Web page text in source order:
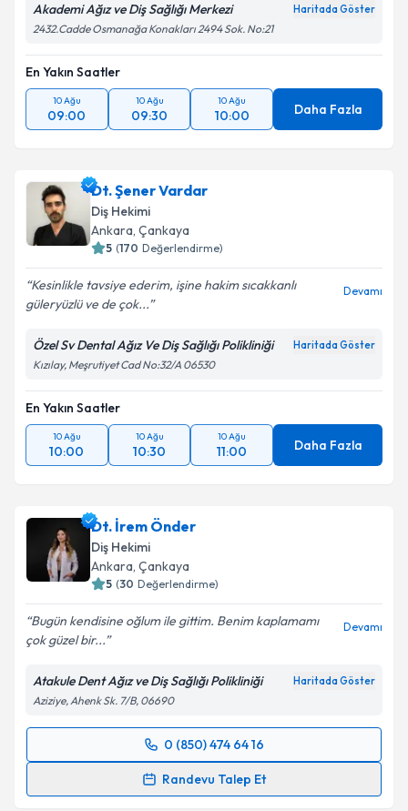
Akademi Ağız ve Diş Sağlığı Merkezi Haritada Göster
2432.Cadde Osmanağa Konakları 2494 Sok. No:21
En Yakın Saatler
10 Ağu
09:00
10 Ağu
09:30
10 Ağu
10:00 Daha Fazla
Dt. Şener Vardar
Diş Hekimi
Ankara, Çankaya
5 (170 Değerlendirme)
Kesinlikle tavsiye ederim, işine hakim sıcakkanlı
güleryüzlü ve de çok...
Devamı
Özel Sv Dental Ağız Ve Diş Sağlığı Polikliniği Haritada Göster
Kızılay, Meşrutiyet Cad No:32/A 06530
En Yakın Saatler
10 Ağu
10:00
10 Ağu
10:30
10 Ağu
11:00 Daha Fazla
Dt. İrem Önder
Diş Hekimi
Ankara, Çankaya
5 (30 Değerlendirme)
Bugün kendisine oğlum ile gittim. Benim kaplamamı
çok güzel bir...
Devamı
Atakule Dent Ağız ve Diş Sağlığı Polikliniği Haritada Göster
Aziziye, Ahenk Sk. 7/B, 06690
0 (850) 474 64 16
Randevu Talep Et
Randevu Takvimi Talebi